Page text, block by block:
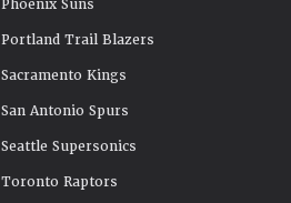
Phoenix Suns
Portland Trail Blazers
Sacramento Kings
San Antonio Spurs
Seattle Supersonics
Toronto Raptors